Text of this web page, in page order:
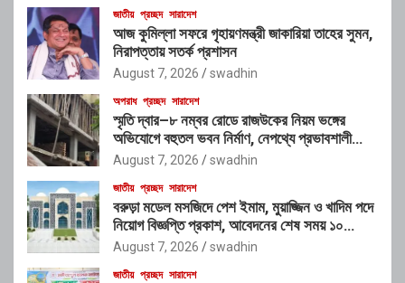
জাতীয় প্রচ্ছদ সারাদেশ
আজ কুমিল্লা সফরে গৃহায়ণমন্ত্রী জাকারিয়া তাহের সুমন,
নিরাপত্তায় সতর্ক প্রশাসন
August 7, 2026 swadhin
অপরাধ প্রচ্ছদ সারাদেশ
স্মৃতি দ্বার–৮ নম্বর রোডে রাজউকের নিয়ম ভঙ্গের
অভিযোগে বহুতল ভবন নির্মাণ, নেপথ্যে প্রভাবশালী
চক্রের যোগসাজশের প্রশ্ন
August 7, 2026 swadhin
জাতীয় প্রচ্ছদ সারাদেশ
বরুড়া মডেল মসজিদে পেশ ইমাম, মুয়াজ্জিন ও খাদিম পদে
নিয়োগ বিজ্ঞপ্তি প্রকাশ, আবেদনের শেষ সময় ১০
আগস্ট
August 7, 2026 swadhin
জাতীয় প্রচ্ছদ সারাদেশ